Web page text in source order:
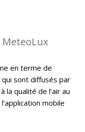
en terme de
qui sont diffusés par
la qualité de l’air au
mobile